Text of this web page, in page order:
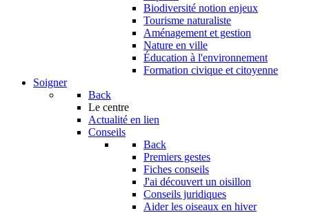
Biodiversité notion enjeux
Tourisme naturaliste
Aménagement et gestion
Nature en ville
Éducation à l'environnement
Formation civique et citoyenne
Soigner
Back
Le centre
Actualité en lien
Conseils
Back
Premiers gestes
Fiches conseils
J'ai découvert un oisillon
Conseils juridiques
Aider les oiseaux en hiver